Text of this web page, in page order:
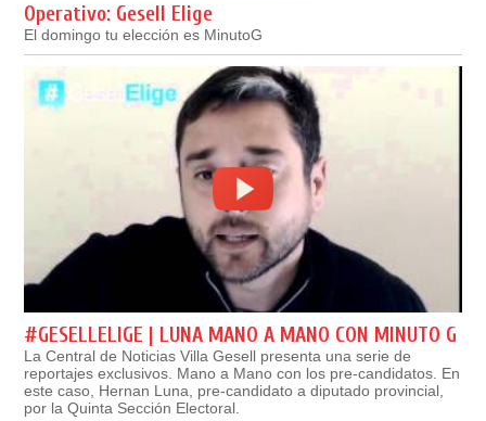
Operativo: Gesell Elige
El domingo tu elección es MinutoG
#GESELLELIGE | LUNA MANO A MANO CON MINUTO G
La Central de Noticias Villa Gesell presenta una serie de
reportajes exclusivos. Mano a Mano con los pre-candidatos. En
este caso, Hernan Luna, pre-candidato a diputado provincial,
por la Quinta Sección Electoral.